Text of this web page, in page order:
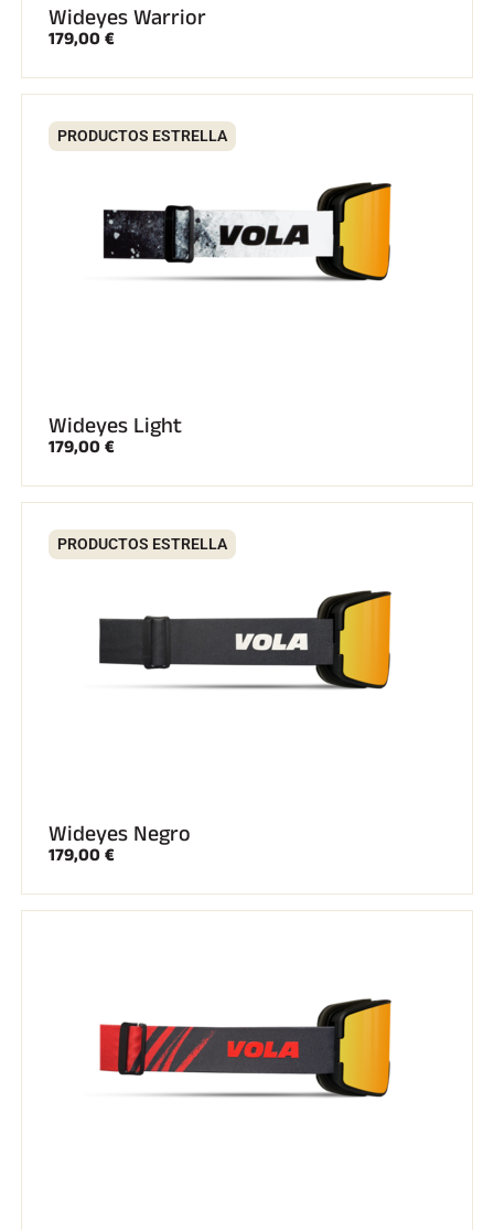
Wideyes Warrior
179,00 €
PRODUCTOS ESTRELLA
Wideyes Light
179,00 €
PRODUCTOS ESTRELLA
Wideyes Negro
179,00 €